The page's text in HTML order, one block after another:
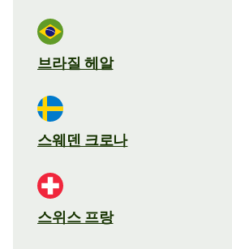
브라질 헤알
스웨덴 크로나
스위스 프랑